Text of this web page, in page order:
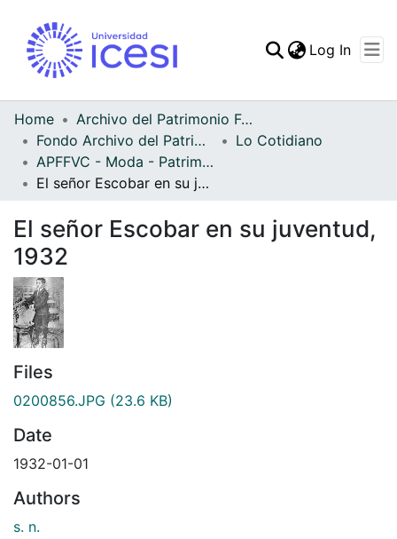
Statistics
Log In
Home
Archivo del Patrimonio Fotográfico y Fílmico del Valle del Cauca
Fondo Archivo del Patrimonio Fotográfico y Fílmico del Valle del Cauca
Lo Cotidiano
APFFVC - Moda - Patrimonial
El señor Escobar en su juventud, 1932
El señor Escobar en su juventud,
1932
Files
0200856.JPG (23.6 KB)
Date
1932-01-01
Authors
s. n.